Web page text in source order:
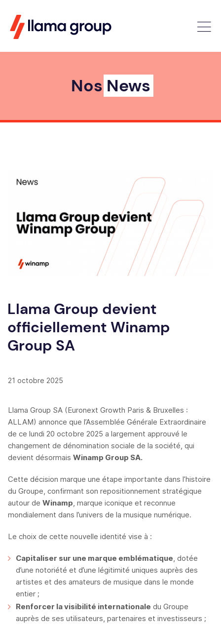
Nos News
Llama Group devient
officiellement Winamp
Group SA
21 octobre 2025
Llama Group SA (Euronext Growth Paris & Bruxelles :
ALLAM) annonce que l’Assemblée Générale Extraordinaire
de ce lundi 20 octobre 2025 a largement approuvé le
changement de dénomination sociale de la société, qui
devient désormais Winamp Group SA.
Cette décision marque une étape importante dans l’histoire
du Groupe, confirmant son repositionnement stratégique
autour de Winamp, marque iconique et reconnue
mondialement dans l’univers de la musique numérique.
Le choix de cette nouvelle identité vise à :
Capitaliser sur une marque emblématique, dotée
d’une notoriété et d’une légitimité uniques auprès des
artistes et des amateurs de musique dans le monde
entier ;
Renforcer la visibilité internationale du Groupe
auprès de ses utilisateurs, partenaires et investisseurs ;